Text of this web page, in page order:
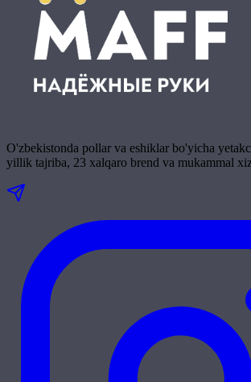
O'zbekistonda pollar va eshiklar bo'yicha
yillik tajriba, 23 xalqaro brend va mukammal